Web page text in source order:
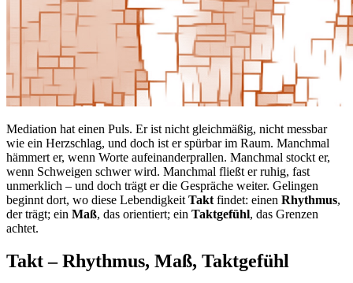
Mediation hat einen Puls. Er ist nicht gleichmäßig, nicht messbar
wie ein Herzschlag, und doch ist er spürbar im Raum. Manchmal
hämmert er, wenn Worte aufeinanderprallen. Manchmal stockt er,
wenn Schweigen schwer wird. Manchmal fließt er ruhig, fast
unmerklich – und doch trägt er die Gespräche weiter. Gelingen
beginnt dort, wo diese Lebendigkeit Takt findet: einen Rhythmus,
der trägt; ein Maß, das orientiert; ein Taktgefühl, das Grenzen
achtet.
Takt – Rhythmus, Maß, Taktgefühl